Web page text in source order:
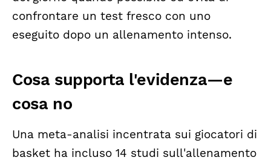
confrontare un test fresco con uno
eseguito dopo un allenamento intenso.
Cosa supporta l'evidenza—e
cosa no
Una meta-analisi incentrata sui giocatori di
basket ha incluso 14 studi sull'allenamento